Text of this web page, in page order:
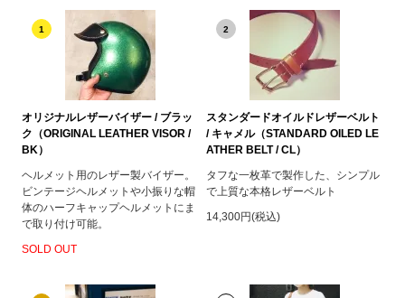
1
オリジナルレザーバイザー / ブラッ
ク（ORIGINAL LEATHER VISOR /
BK）
ヘルメット用のレザー製バイザー。
ビンテージヘルメットや小振りな帽
体のハーフキャップヘルメットにま
で取り付け可能。
SOLD OUT
2
スタンダードオイルドレザーベルト
/ キャメル（STANDARD OILED LE
ATHER BELT / CL）
タフな一枚革で製作した、シンプル
で上質な本格レザーベルト
14,300円(税込)